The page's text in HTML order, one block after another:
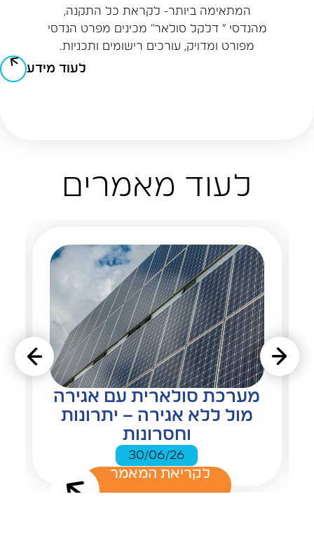
המתאימה ביותר- לקראת כל התקנה,
מהנדסי “ דלקל סולאר” מכינים מפרט הנדסי
מפורט ומדויק, עורכים רישומים ותכניות.
לעוד מידע
לעוד מאמרים
מערכת סולארית עם אגירה
מול ללא אגירה – יתרונות
וחסרונות
30/06/26
לקריאת המאמר